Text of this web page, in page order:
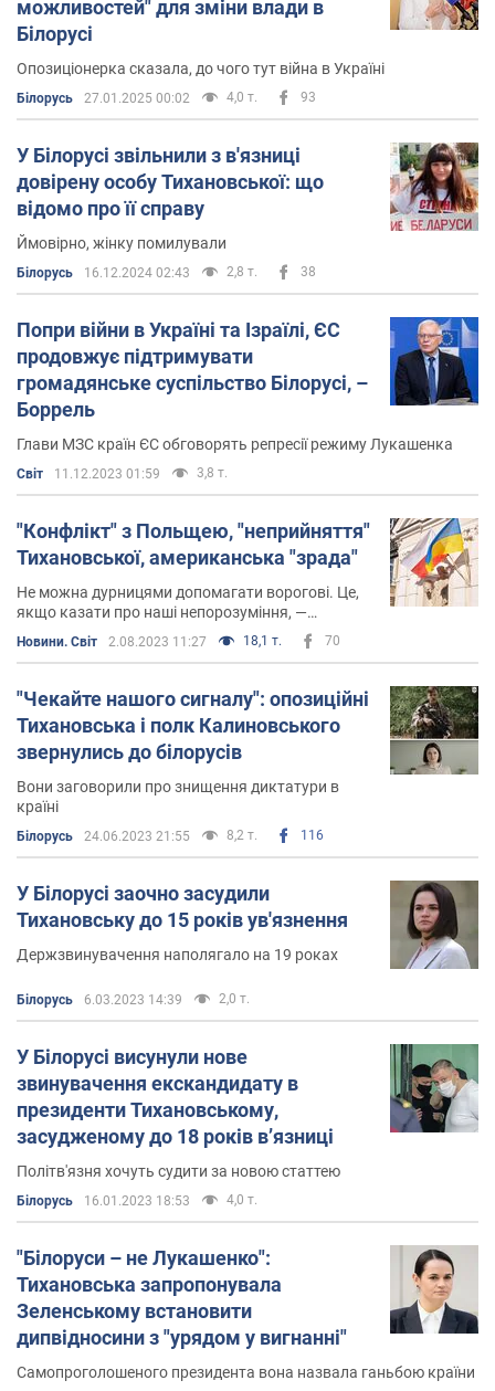
можливостей" для зміни влади в
Білорусі
Опозиціонерка сказала, до чого тут війна в Україні
Білорусь 27.01.2025 00:02 4,0 т. 93
У Білорусі звільнили з в'язниці
довірену особу Тихановської: що
відомо про її справу
Ймовірно, жінку помилували
Білорусь 16.12.2024 02:43 2,8 т. 38
Попри війни в Україні та Ізраїлі, ЄС
продовжує підтримувати
громадянське суспільство Білорусі, –
Боррель
Глави МЗС країн ЄС обговорять репресії режиму Лукашенка
Світ 11.12.2023 01:59 3,8 т.
"Конфлікт" з Польщею, "неприйняття"
Тихановської, американська "зрада"
Не можна дурницями допомагати ворогові. Це,
якщо казати про наші непорозуміння, —
найголовніше. Все інше — дрібниці.
Новини. Світ 2.08.2023 11:27 18,1 т. 70
"Чекайте нашого сигналу": опозиційні
Тихановська і полк Калиновського
звернулись до білорусів
Вони заговорили про знищення диктатури в
країні
Білорусь 24.06.2023 21:55 8,2 т. 116
У Білорусі заочно засудили
Тихановську до 15 років ув'язнення
Держзвинувачення наполягало на 19 роках
Білорусь 6.03.2023 14:39 2,0 т.
У Білорусі висунули нове
звинувачення екскандидату в
президенти Тихановському,
засудженому до 18 років в’язниці
Політв'язня хочуть судити за новою статтею
Білорусь 16.01.2023 18:53 4,0 т.
"Білоруси – не Лукашенко":
Тихановська запропонувала
Зеленському встановити
дипвідносини з "урядом у вигнанні"
Самопроголошеного президента вона назвала ганьбою країни